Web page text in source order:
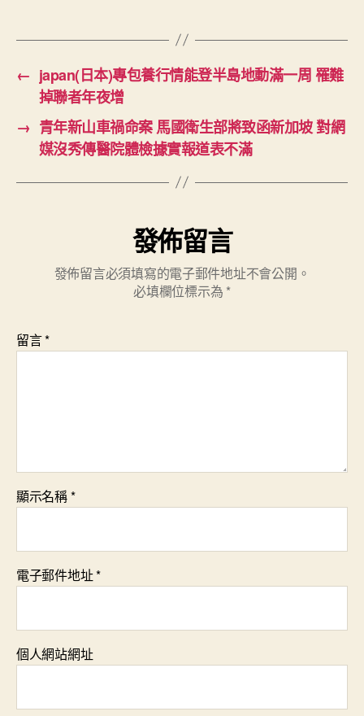
路〉
← japan(日本)專包養行情能登半島地動滿一周 罹難
掉聯者年夜增
→ 青年新山車禍命案 馬國衛生部將致函新加坡 對網
媒沒秀傳醫院體檢據實報道表不滿
發佈留言
發佈留言必須填寫的電子郵件地址不會公開。
必填欄位標示為 *
留言*
顯示名稱*
電子郵件地址*
個人網站網址